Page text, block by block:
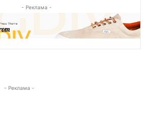
- Реклама -
- Реклама -